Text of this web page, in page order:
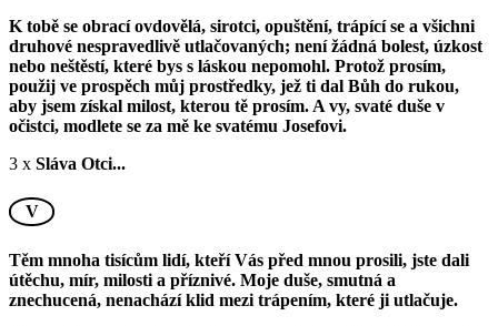
K tobě se obrací ovdovělá, sirotci, opuštění, trápící se a všichni
druhové nespravedlivě utlačovaných; není žádná bolest, úzkost
nebo neštěstí, které bys s láskou nepomohl. Protož prosím,
použij ve prospěch můj prostředky, jež ti dal Bůh do rukou,
aby jsem získal milost, kterou tě prosím. A vy, svaté duše v
očistci, modlete se za mě ke svatému Josefovi.
3 x Sláva Otci...
V
Těm mnoha tisícům lidí, kteří Vás před mnou prosili, jste dali
útěchu, mír, milosti a příznivé. Moje duše, smutná a
znechucená, nenachází klid mezi trápením, které ji utlačuje.